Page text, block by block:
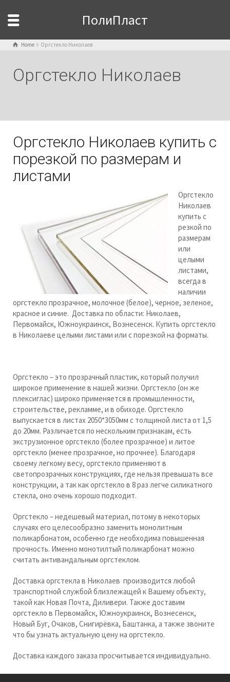
ПолиПласт
Home Оргстекло Николаев
Оргстекло Николаев
Оргстекло Николаев купить с
порезкой по размерам и
листами
Оргстекло
Николаев
купить с
резкой по
размерам
или
целыми
листами,
всегда в
наличии
оргстекло прозрачное, молочное (белое), черное, зеленое,
красное и синие. Доставка по области: Николаев,
Первомайск, Южноукраинск, Вознесенск. Купить оргстекло
в Николаеве целыми листами или с порезкой на форматы.
Оргстекло – это прозрачный пластик, который получил
широкое применение в нашей жизни. Оргстекло (он же
плексиглас) широко применяется в промышленности,
строительстве, рекламме, и в обиходе. Оргстекло
выпускается в листах 2050*3050мм с толщиной листа от 1,5
до 20мм. Различается по нескольким признакам, есть
экструзионное оргстекло (более прозрачное) и литое
оргстекло (менее прозрачное, но прочнее). Благодаря
своему легкому весу, оргстекло применяют в
светопрозрачных конструкциях, где нельзя превышать все
конструкции, а так как оргстекло в 8 раз легче силикатного
стекла, оно очень хорошо подходит.
Оргстекло – недешевый материал, потому в некоторых
случаях его целесообразно заменить монолитным
поликарбонатом, особенно где необходима повышенная
прочность. Именно монотилтый поликарбонат можно
считать антивандальным оргстеклом.
Доставка оргстекла в Николаев производится любой
транспортной службой близлежащей к Вашему объекту,
такой как Новая Почта, Диливери. Также доставим
оргстекло в Первомайск, Южноукраинск, Вознесенск,
Новый Буг, Очаков, Снигирёвка, Баштанка, а также звоните
что бы узнать актуальную цену на оргстекло.
Доставка каждого заказа просчитывается индивидуально.